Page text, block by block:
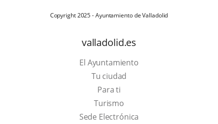
Copyright 2025 - Ayuntamiento de Valladolid
valladolid.es
El Ayuntamiento
Tu ciudad
Para ti
TurismoThis
link
Sede Electrónica